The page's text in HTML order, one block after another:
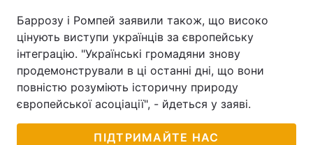
Баррозу і Ромпей заявили також, що високо
цінують виступи українців за європейську
інтеграцію. "Українські громадяни знову
продемонстрували в ці останні дні, що вони
повністю розуміють історичну природу
європейської асоціації", - йдеться у заяві.
ПІДТРИМАЙТЕ НАС